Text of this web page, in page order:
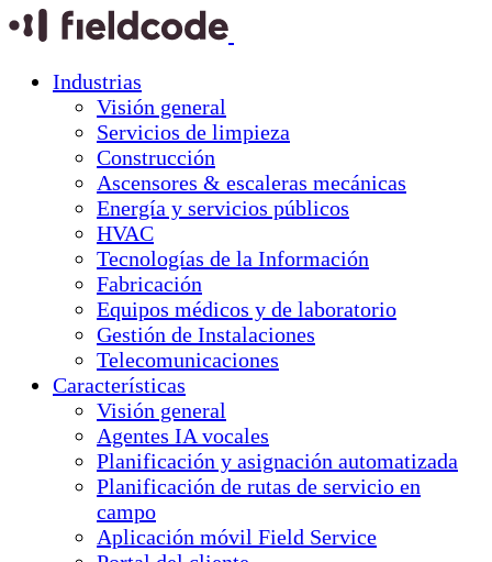
Industrias
Visión general
Servicios de limpieza
Construcción
Ascensores & escaleras mecánicas
Energía y servicios públicos
HVAC
Tecnologías de la Información
Fabricación
Equipos médicos y de laboratorio
Gestión de Instalaciones
Telecomunicaciones
Características
Visión general
Agentes IA vocales
Planificación y asignación automatizada
Planificación de rutas de servicio en
campo
Aplicación móvil Field Service